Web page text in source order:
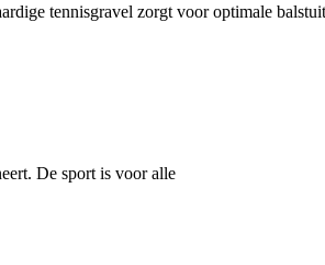
tennisgravel zorgt voor optimale
De sport is voor alle